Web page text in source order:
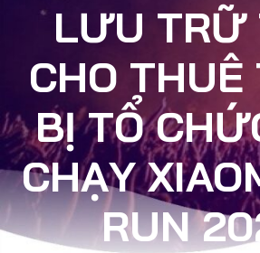
LƯU TRỮ
CHO THUÊ
BỊ TỔ
CHẠY
RUN